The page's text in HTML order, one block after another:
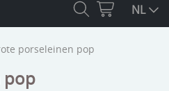
NL
porseleinen pop
pop